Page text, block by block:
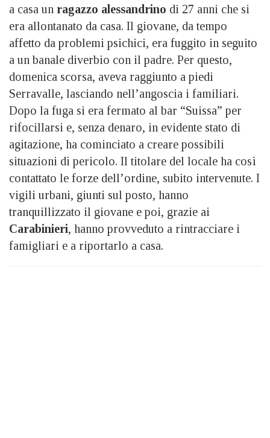
a casa un ragazzo alessandrino di 27 anni che si
era allontanato da casa. Il giovane, da tempo
affetto da problemi psichici, era fuggito in seguito
a un banale diverbio con il padre. Per questo,
domenica scorsa, aveva raggiunto a piedi
Serravalle, lasciando nell’angoscia i familiari.
Dopo la fuga si era fermato al bar “Suissa” per
rifocillarsi e, senza denaro, in evidente stato di
agitazione, ha cominciato a creare possibili
situazioni di pericolo. Il titolare del locale ha così
contattato le forze dell’ordine, subito intervenute. I
vigili urbani, giunti sul posto, hanno
tranquillizzato il giovane e poi, grazie ai
Carabinieri, hanno provveduto a rintracciare i
famigliari e a riportarlo a casa.